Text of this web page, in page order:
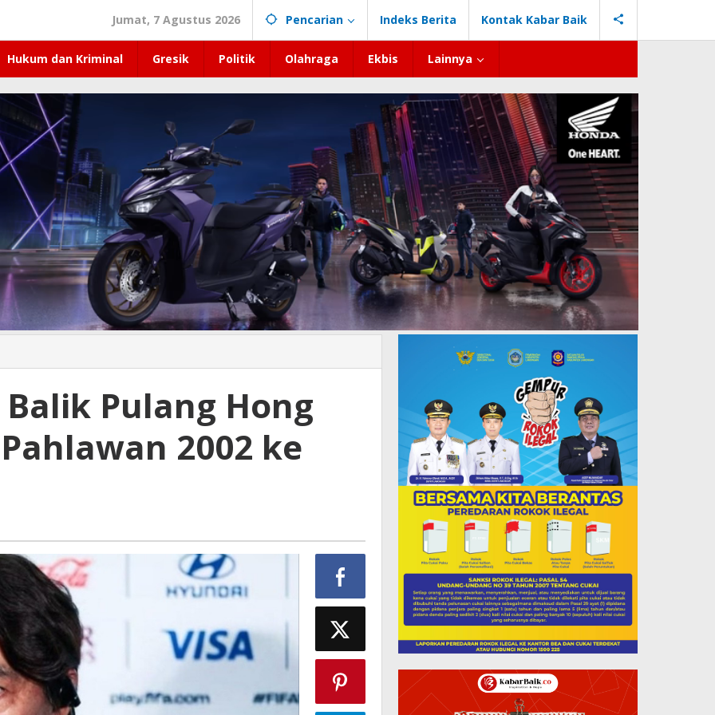
Jumat, 7 Agustus 2026 Pencarian Indeks Berita Kontak Kabar Baik
Hukum dan Kriminal Gresik Politik Olahraga Ekbis Lainnya
Pulang Hong
2002 ke